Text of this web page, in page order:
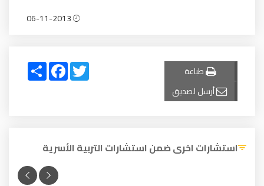
طباعة
أرسل لصديق
Share
FacebookTwitter
استشارات اخرى ضمن استشارات التربية الأسرية